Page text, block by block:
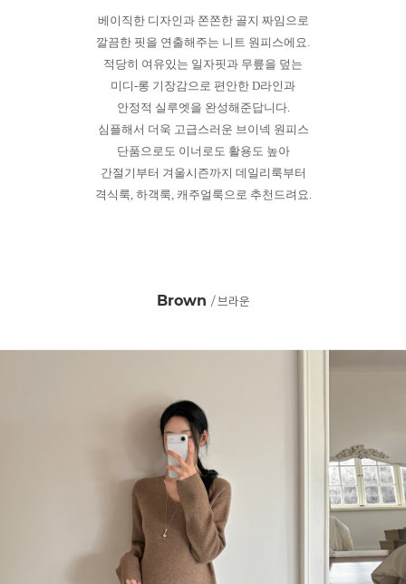
베이직한 디자인과 쫀쫀한 골지 짜임으로
깔끔한 핏을 연출해주는 니트 원피스에요.
적당히 여유있는 일자핏과 무릎을 덮는
미디-롱 기장감으로 편안한 D라인과
안정적 실루엣을 완성해준답니다.
심플해서 더욱 고급스러운 브이넥 원피스
단품으로도 이너로도 활용도 높아
간절기부터 겨울시즌까지 데일리룩부터
격식룩, 하객룩, 캐주얼룩으로 추천드려요.
Brown / 브라운